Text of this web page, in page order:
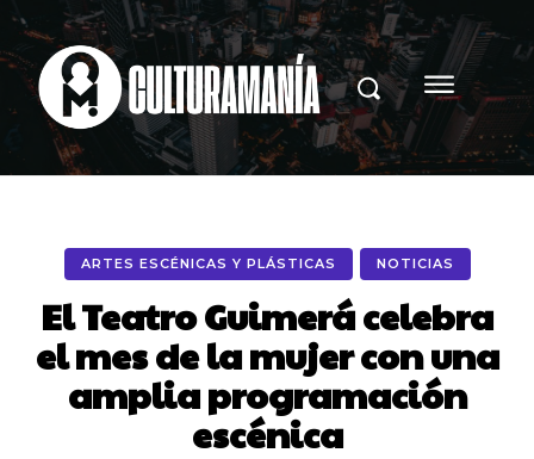
ARTES ESCÉNICAS Y PLÁSTICAS NOTICIAS
El Teatro Guimerá celebra
el mes de la mujer con una
amplia programación
escénica